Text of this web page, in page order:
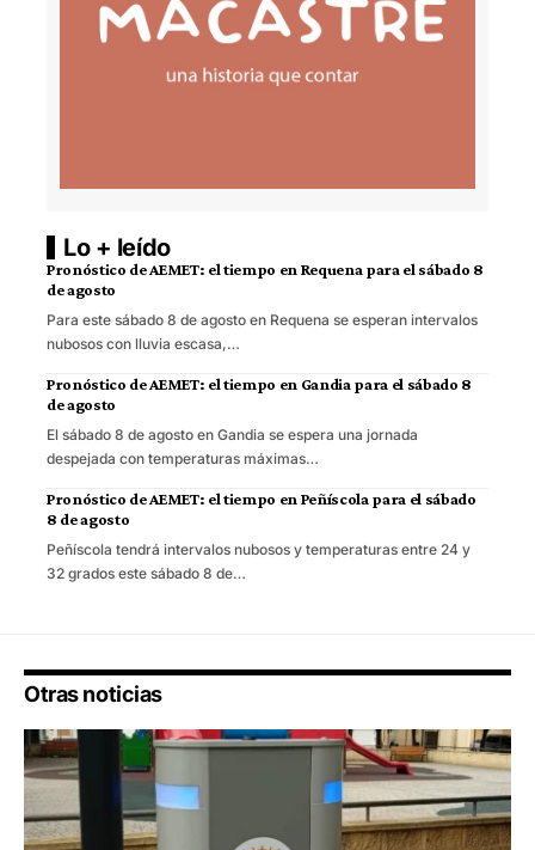
Lo + leído
Pronóstico de AEMET: el tiempo en Requena para el sábado 8
de agosto
Para este sábado 8 de agosto en Requena se esperan intervalos
nubosos con lluvia escasa,…
Pronóstico de AEMET: el tiempo en Gandia para el sábado 8
de agosto
El sábado 8 de agosto en Gandia se espera una jornada
despejada con temperaturas máximas…
Pronóstico de AEMET: el tiempo en Peñíscola para el sábado
8 de agosto
Peñíscola tendrá intervalos nubosos y temperaturas entre 24 y
32 grados este sábado 8 de…
Otras noticias